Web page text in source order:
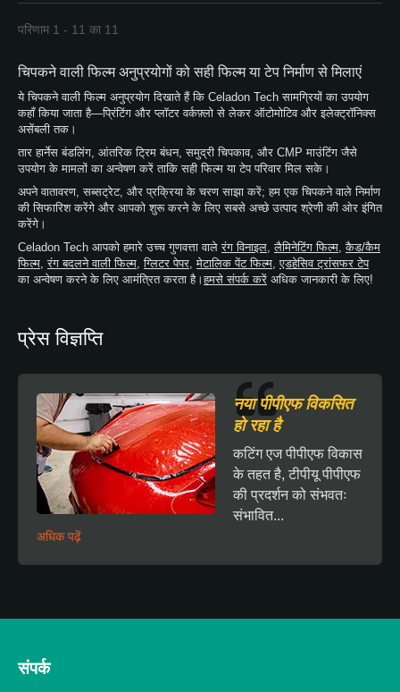
परिणाम 1 - 11 का 11
चिपकने वाली फिल्म अनुप्रयोगों को सही फिल्म या टेप निर्माण से मिलाएं
ये चिपकने वाली फिल्म अनुप्रयोग दिखाते हैं कि Celadon Tech सामग्रियों का उपयोग
कहाँ किया जाता है—प्रिंटिंग और प्लॉटर वर्कफ़्लो से लेकर ऑटोमोटिव और इलेक्ट्रॉनिक्स
असेंबली तक।
तार हार्नेस बंडलिंग, आंतरिक ट्रिम बंधन, समुद्री चिपकाव, और CMP माउंटिंग जैसे
उपयोग के मामलों का अन्वेषण करें ताकि सही फिल्म या टेप परिवार मिल सके।
अपने वातावरण, सब्सट्रेट, और प्रक्रिया के चरण साझा करें; हम एक चिपकने वाले निर्माण
की सिफारिश करेंगे और आपको शुरू करने के लिए सबसे अच्छे उत्पाद श्रेणी की ओर इंगित
करेंगे।
Celadon Tech आपको हमारे उच्च गुणवत्ता वालेरंग विनाइल,लैमिनेटिंग फिल्म,कैड/कैम
फिल्म,रंग बदलने वाली फिल्म,ग्लिटर पेपर,मेटालिक पेंट फिल्म,एडहेसिव ट्रांसफर टेप
का अन्वेषण करने के लिए आमंत्रित करता है।हमसे संपर्क करें अधिक जानकारी के लिए!
प्रेस विज्ञप्ति
नया पीपीएफ विकसित
हो रहा है
कटिंग एज पीपीएफ विकास
के तहत है, टीपीयू पीपीएफ
की प्रदर्शन को संभवतः
संभावित...
अधिक पढ़ें
संपर्क